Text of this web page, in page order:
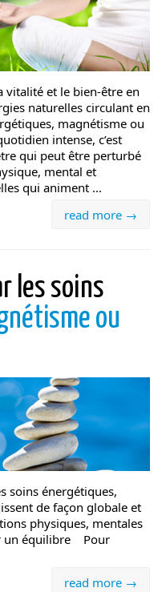
vitalité et le bien-être en
naturelles circulant en
magnétisme ou
intense, c’est
qui peut être perturbé
mental et
qui animent ...
read more →
les soins
ou
soins énergétiques,
de façon globale et
physiques, mentales
un équilibre Pour
read more →